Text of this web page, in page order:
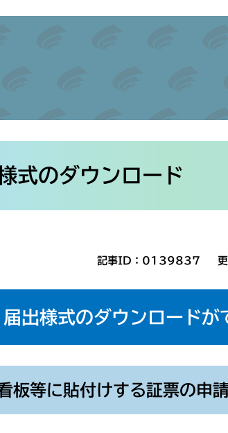
式のダウンロード
記事ID：0139837
出様式のダウンロードが
板等に貼付けする証票の申